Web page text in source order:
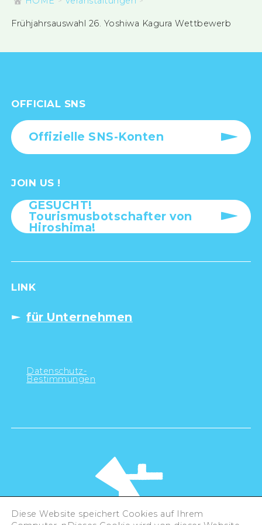
Frühjahrsauswahl 26. Yoshiwa Kagura Wettbewerb
OFFICIAL SNS
Offizielle SNS-Konten
JOIN US !
GESUCHT!
Tourismusbotschafter von
Hiroshima!
LINK
für Unternehmen
Datenschutz-
Bestimmungen
Diese Website speichert Cookies auf Ihrem